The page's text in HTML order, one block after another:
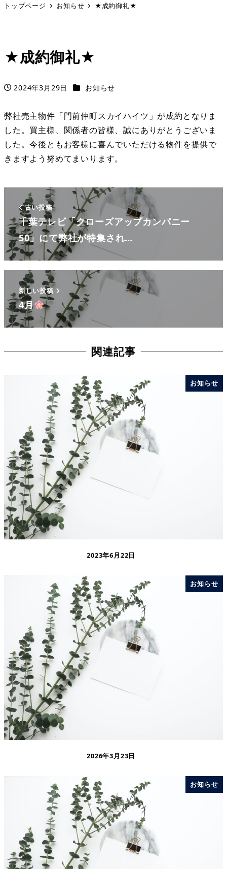
トップページ お知らせ ★成約御礼★
★成約御礼★
投稿日
2024年3月29日 カテゴリー
お知らせ
弊社売主物件「門前仲町スカイハイツ」が成約となりま
した。買主様、関係者の皆様、誠にありがとうございま
した。今後ともお客様に喜んでいただける物件を提供で
きますよう努めてまいります。
古い投稿
千葉テレビ「クローズアップカンパニー
50」にて弊社が特集され…
新しい投稿
4月
関連記事
お知らせ
2023年6月22日
お知らせ
2026年3月23日
お知らせ